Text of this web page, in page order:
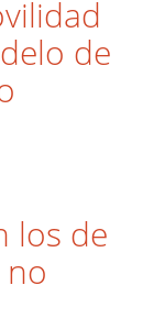
de
los de